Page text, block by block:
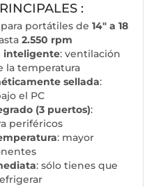
:
portátiles de 14″ a 18
2.550 rpm
inteligente: ventilación
la temperatura
sellada:
el PC
(3 puertos):
periféricos
: mayor
: sólo tienes que